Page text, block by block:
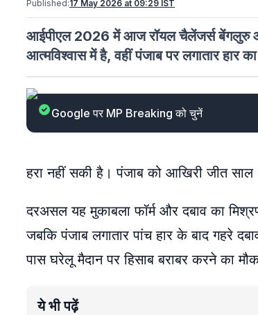
Published:17 May 2026 at 09:29 IST
आईपीएल 2026 में आज रॉयल चैलेंजर्स बेंगलुरु
आत्मविश्वास में है, वहीं पंजाब पर लगातार हार
Google पर MP Breaking को चुनें
हरा नहीं सकी है। पंजाब को आखिरी जीत
दरअसल यह मुकाबला फॉर्म और दबाव का
जबकि पंजाब लगातार पांच हार के बाद गहरे
पास घरेलू मैदान पर हिसाब बराबर करने का
ये भी पढ़ें